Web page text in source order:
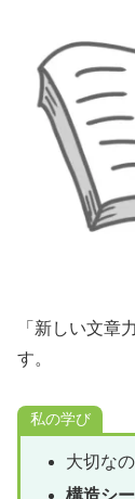
「新しい文章
す。
私の学び
大切な
構造シ